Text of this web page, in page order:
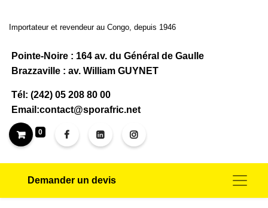
Importateur et revendeur au Congo, depuis 1946
Pointe-Noire : 164 av. du Général de Gaulle
Brazzaville : av. William GUYNET
Tél: (242) 05 208 80 00
Email:contact@sporafric.net
0
Demander un devis